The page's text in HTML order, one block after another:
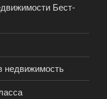
Бест-
недвижимость